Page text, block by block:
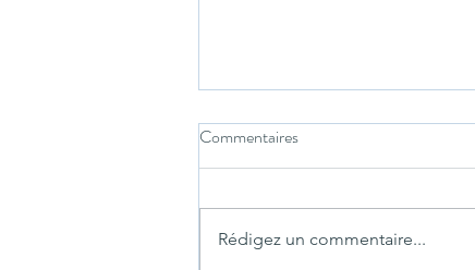
Commentaires
Rédigez un commentaire...